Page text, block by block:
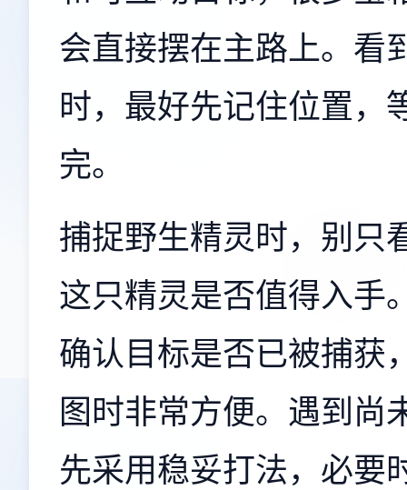
会直接摆在主路上。看
时，最好先记住位置，
完。
捕捉野生精灵时，别只
这只精灵是否值得入手
确认目标是否已被捕获
图时非常方便。遇到尚
先采用稳妥打法，必要